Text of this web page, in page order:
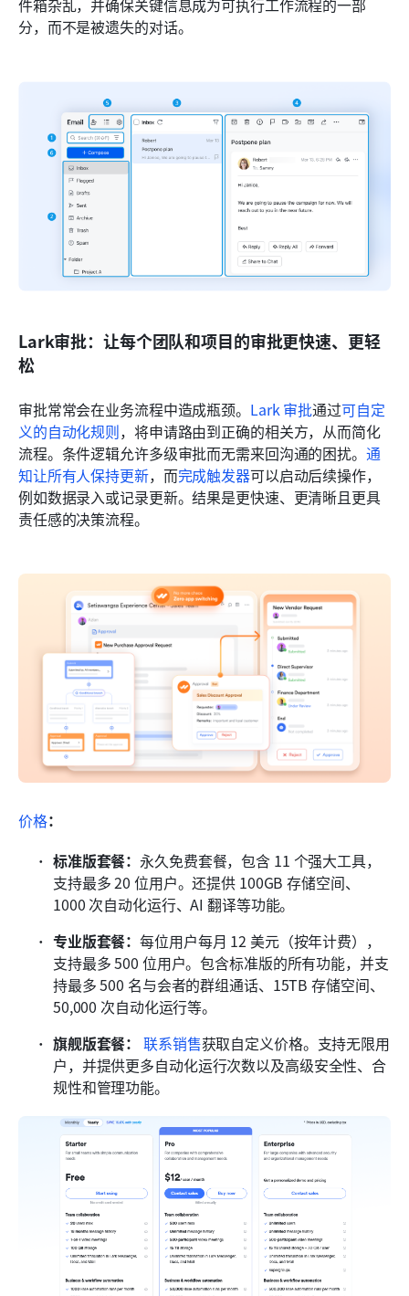
件箱杂乱，并确保关键信息成为可执行工作流程的一部
分，而不是被遗失的对话。
Lark审批：让每个团队和项目的审批更快速、更轻
松
审批常常会在业务流程中造成瓶颈。 Lark 审批通过可自定
义的自动化规则，将申请路由到正确的相关方，从而简化
流程。条件逻辑允许多级审批而无需来回沟通的困扰。 通
知让所有人保持更新，而完成触发器可以启动后续操作，
例如数据录入或记录更新。结果是更快速、更清晰且更具
责任感的决策流程。
价格：
标准版套餐： 永久免费套餐，包含 11 个强大工具，
支持最多 20 位用户。还提供 100GB 存储空间、
1000 次自动化运行、AI 翻译等功能。
专业版套餐：每位用户每月 12 美元（按年计费），
支持最多 500 位用户。包含标准版的所有功能，并支
持最多 500 名与会者的群组通话、15TB 存储空间、
50,000 次自动化运行等。
旗舰版套餐： 联系销售获取自定义价格。支持无限用
户，并提供更多自动化运行次数以及高级安全性、合
规性和管理功能。